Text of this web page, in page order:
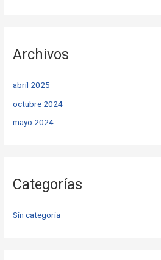
Archivos
abril 2025
octubre 2024
mayo 2024
Categorías
Sin categoría